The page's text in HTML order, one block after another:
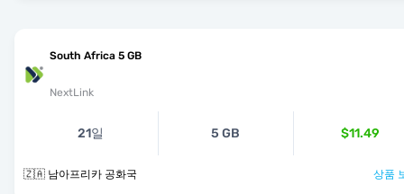
South Africa 5 GB
NextLink
21일 5 GB $11.49
🇿🇦 남아프리카 공화국 상품